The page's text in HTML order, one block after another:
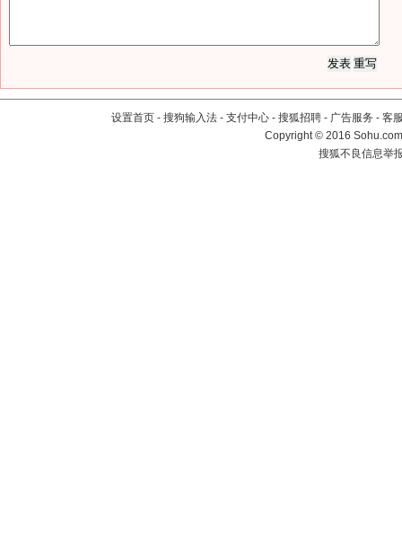
设置首页 - 搜狗输入法 - 支付中心 - 搜狐招聘 - 广告服务 - 客
Copyright©2016
搜狐不良信息举